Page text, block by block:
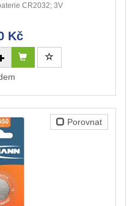
CR2032; 3V
Kč
Porovnat